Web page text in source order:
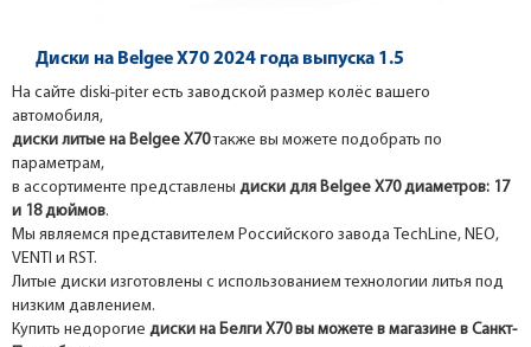
Диски на Belgee X70 2024 года выпуска 1.5
На сайте diski-piter есть заводской размер колёс вашего
автомобиля,
диски литые на Belgee X70также вы можете подобрать по
параметрам,
в ассортименте представлены диски для Belgee X70 диаметров: 17
и 18 дюймов.
Мы являемся представителем Российского завода TechLine, NEO,
VENTI и RST.
Литые диски изготовлены с использованием технологии литья под
низким давлением.
Купить недорогие диски на Белги Х70 вы можете в магазине в Санкт-